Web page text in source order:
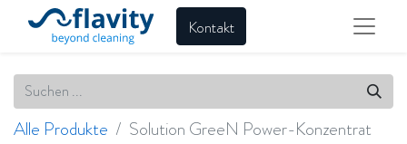
Kontakt
Alle Produkte Solution GreeN Power-Konzentrat